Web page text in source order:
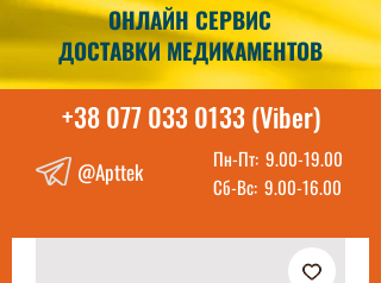
ОНЛАЙН СЕРВИС
ДОСТАВКИ МЕДИКАМЕНТОВ
+38 077 033 0133 (Viber)
@Apttek Пн-Пт: 9.00-19.00
Сб-Вс: 9.00-16.00